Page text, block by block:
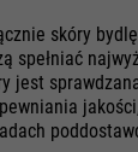
domenie.
informację
odwiedzin.
sesji
wykorzystuje
SID i
skóry
spełniać
jest